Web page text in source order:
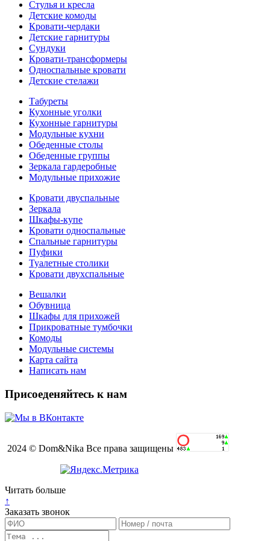
Стулья и кресла
Детские комоды
Кровати-чердаки
Детские гарнитуры
Сундуки
Кровати-трансформеры
Односпальные кровати
Детские стелажи
Табуреты
Кухонные уголки
Кухонные гарнитуры
Модульные кухни
Обеденные столы
Обеденные группы
Зеркала гардеробные
Модульные прихожие
Кровати двуспальные
Зеркала
Шкафы-купе
Кровати односпальные
Спальные гарнитуры
Пуфики
Туалетные столики
Кровати двухспальные
Вешалки
Обувница
Шкафы для прихожей
Прикроватные тумбочки
Комоды
Модульные системы
Карта сайта
Написать нам
Присоеденяйтесь к нам
2024 © Dom&Nika Все права защищены
Читать больше
↑
Заказать звонок